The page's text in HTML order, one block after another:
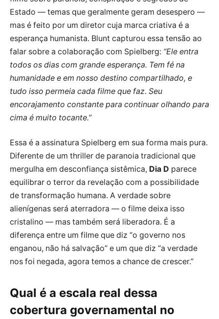
Estado — temas que geralmente geram desespero —
mas é feito por um diretor cuja marca criativa é a
esperança humanista. Blunt capturou essa tensão ao
falar sobre a colaboração com Spielberg: “Ele entra
todos os dias com grande esperança. Tem fé na
humanidade e em nosso destino compartilhado, e
tudo isso permeia cada filme que faz. Seu
encorajamento constante para continuar olhando para
cima é muito tocante.”
Essa é a assinatura Spielberg em sua forma mais pura.
Diferente de um thriller de paranoia tradicional que
mergulha em desconfiança sistêmica, Dia D parece
equilibrar o terror da revelação com a possibilidade
de transformação humana. A verdade sobre
alienígenas será aterradora — o filme deixa isso
cristalino — mas também será liberadora. É a
diferença entre um filme que diz “o governo nos
enganou, não há salvação” e um que diz “a verdade
nos foi negada, agora temos a chance de crescer.”
Qual é a escala real dessa
cobertura governamental no